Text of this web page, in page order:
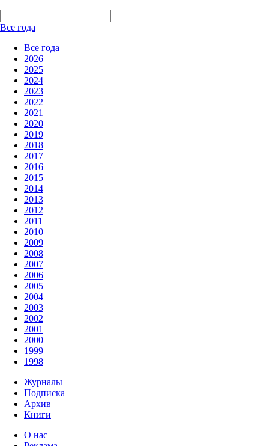
Все года
Все года
2026
2025
2024
2023
2022
2021
2020
2019
2018
2017
2016
2015
2014
2013
2012
2011
2010
2009
2008
2007
2006
2005
2004
2003
2002
2001
2000
1999
1998
Журналы
Подписка
Архив
Книги
О нас